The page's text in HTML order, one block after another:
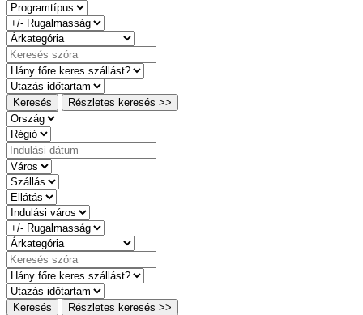
Keresés Részletes keresés >>
Keresés Részletes keresés >>